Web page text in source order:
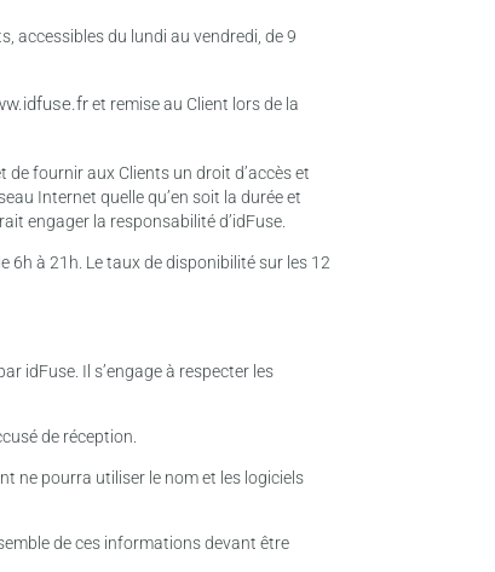
accessibles du lundi au vendredi, de 9
et remise au Client lors de la
fournir aux Clients un droit d’accès et
Internet quelle qu’en soit la durée et
engager la responsabilité d’idFuse.
6h à 21h. Le taux de disponibilité sur les 12
idFuse. Il s’engage à respecter les
de réception.
ne pourra utiliser le nom et les logiciels
de ces informations devant être